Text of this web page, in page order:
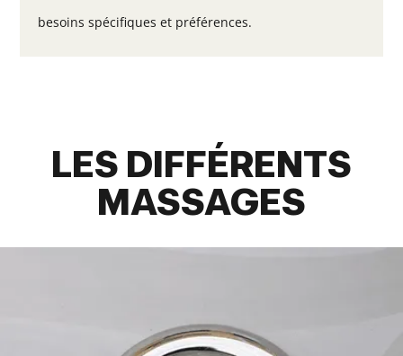
besoins spécifiques et préférences.
LES DIFFÉRENTS
MASSAGES